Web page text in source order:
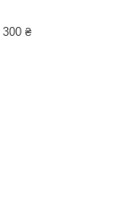
300 ₴